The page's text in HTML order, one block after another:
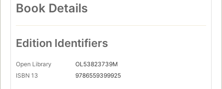
Book Details
Edition Identifiers
Open Library
OL53823739M
ISBN 13
9786559399925